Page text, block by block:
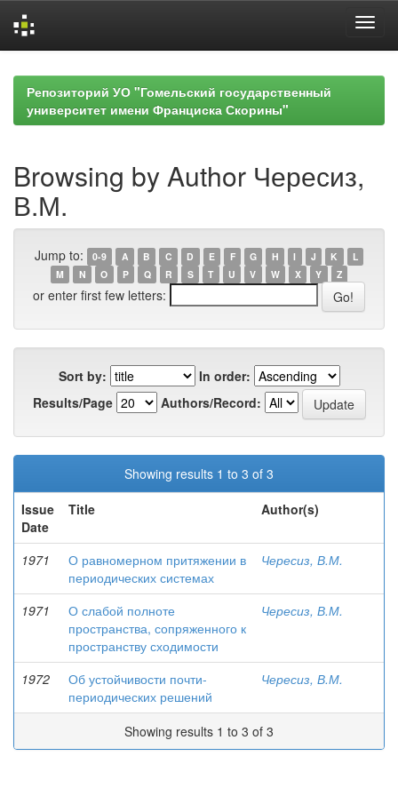
navigationРепозиторий УО "Гомельский государственный
университет имени Франциска Скорины"
Browsing by Author Чересиз,
В.М.
Jump to: 0-9 A B C D E F G H I J K
L
M
N O P Q R S T U V W X Y Z
or enter first few letters:
Sort by:
In order:
Results/Page
Authors/Record:
Showing results 1 to 3 of 3
Issue
Date
Title Author(s)
1971
О равномерном притяжении в
периодических системах
Чересиз, В.М.
1971
О слабой полноте
пространства, сопряженного к
пространству сходимости
Чересиз, В.М.
1972
Об устойчивости почти-
периодических решений
Чересиз, В.М.
Showing results 1 to 3 of 3